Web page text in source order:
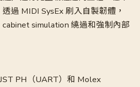
過 MIDI SysEx 刷入自製韌體，
simulation 繞過和強制內部
PH（UART）和 Molex